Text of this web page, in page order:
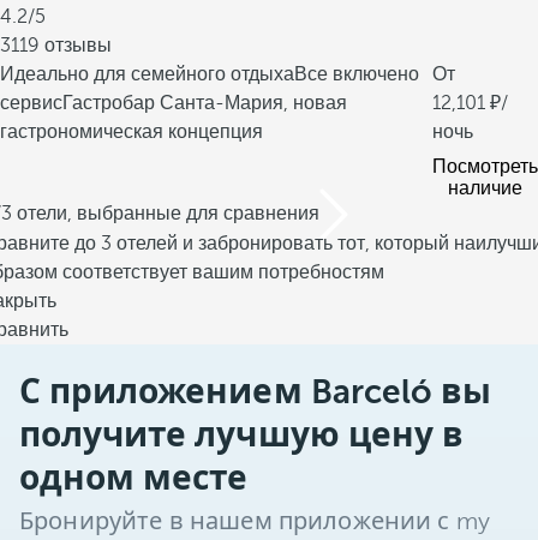
4.2/5
3119 отзывы
Идеально для семейного отдыхаВсе включено
сервисГастробар Санта-Мария, новая
гастрономическая концепция
От
12,101
/
ночь
Посмотреть
наличие
отели, выбранные для сравнения
до 3 отелей и забронировать тот, который
соответствует вашим потребностям
С приложением Barceló вы
получите лучшую цену в
одном месте
Бронируйте в нашем приложении с my